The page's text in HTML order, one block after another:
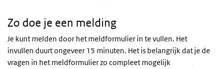
Zo doe je een melding
Je kunt melden door het meldformulier in te vullen. Het
invullen duurt ongeveer 15 minuten. Het is belangrijk dat je de
vragen in het meldformulier zo compleet mogelijk